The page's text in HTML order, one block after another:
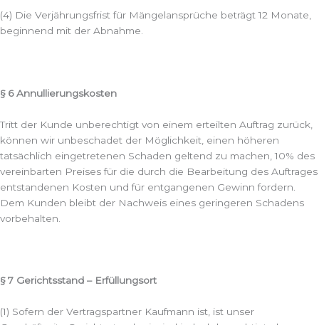
(4) Die Verjährungsfrist für Mängelansprüche beträgt 12 Monate,
beginnend mit der Abnahme.
§ 6 Annullierungskosten
Tritt der Kunde unberechtigt von einem erteilten Auftrag zurück,
können wir unbeschadet der Möglichkeit, einen höheren
tatsächlich eingetretenen Schaden geltend zu machen, 10% des
vereinbarten Preises für die durch die Bearbeitung des Auftrages
entstandenen Kosten und für entgangenen Gewinn fordern.
Dem Kunden bleibt der Nachweis eines geringeren Schadens
vorbehalten.
§ 7 Gerichtsstand – Erfüllungsort
(1) Sofern der Vertragspartner Kaufmann ist, ist unser